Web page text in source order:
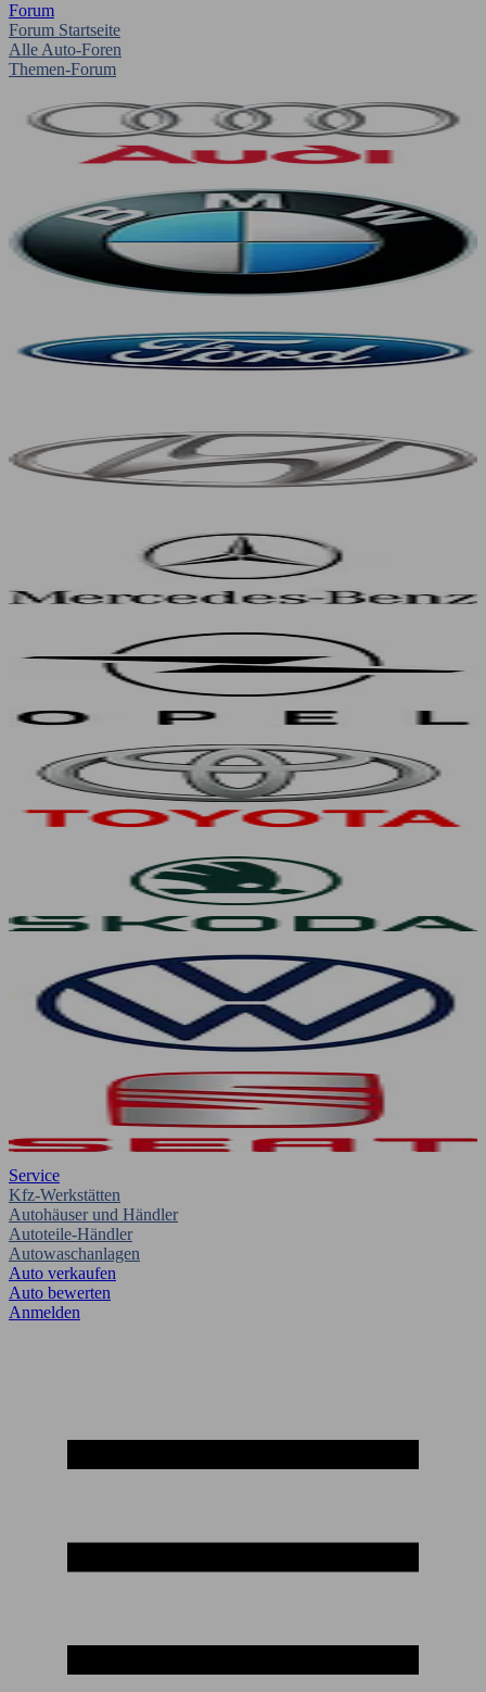
Forum
Forum Startseite
Alle Auto-Foren
Themen-Forum
Service
Kfz-Werkstätten
Autohäuser und Händler
Autoteile-Händler
Autowaschanlagen
Auto verkaufen
Auto bewerten
Anmelden